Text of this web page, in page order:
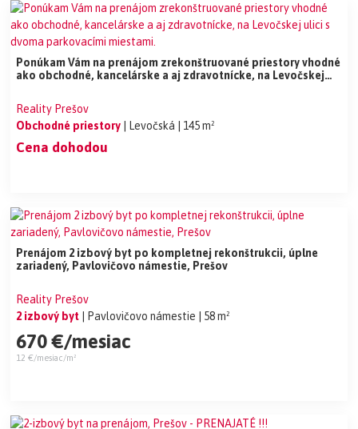
Ponúkam Vám na prenájom zrekonštruované priestory vhodné
ako obchodné, kancelárske a aj zdravotnícke, na Levočskej
Reality Prešov
Obchodné priestory
| Levočská | 145 m²
Cena dohodou
Prenájom 2 izbový byt po kompletnej rekonštrukcii, úplne
zariadený, Pavlovičovo námestie, Prešov
Reality Prešov
2 izbový byt
| Pavlovičovo námestie | 58 m²
670 €/mesiac
12 €/mesiac/m²